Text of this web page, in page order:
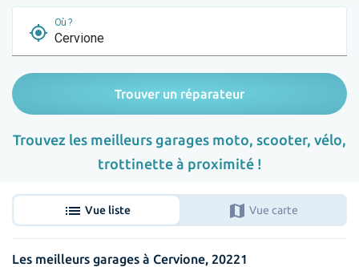
my_location
Où ?
Trouver un réparateur
Trouvez les meilleurs garages moto, scooter, vélo,
trottinette à proximité !
list Vue liste map Vue carte
Les meilleurs garages à Cervione, 20221